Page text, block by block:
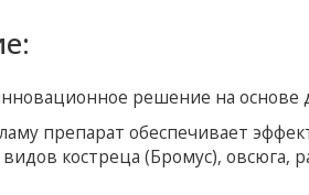
решение на основе
препарат обеспечивает
костреца (Бромус), овсюга,